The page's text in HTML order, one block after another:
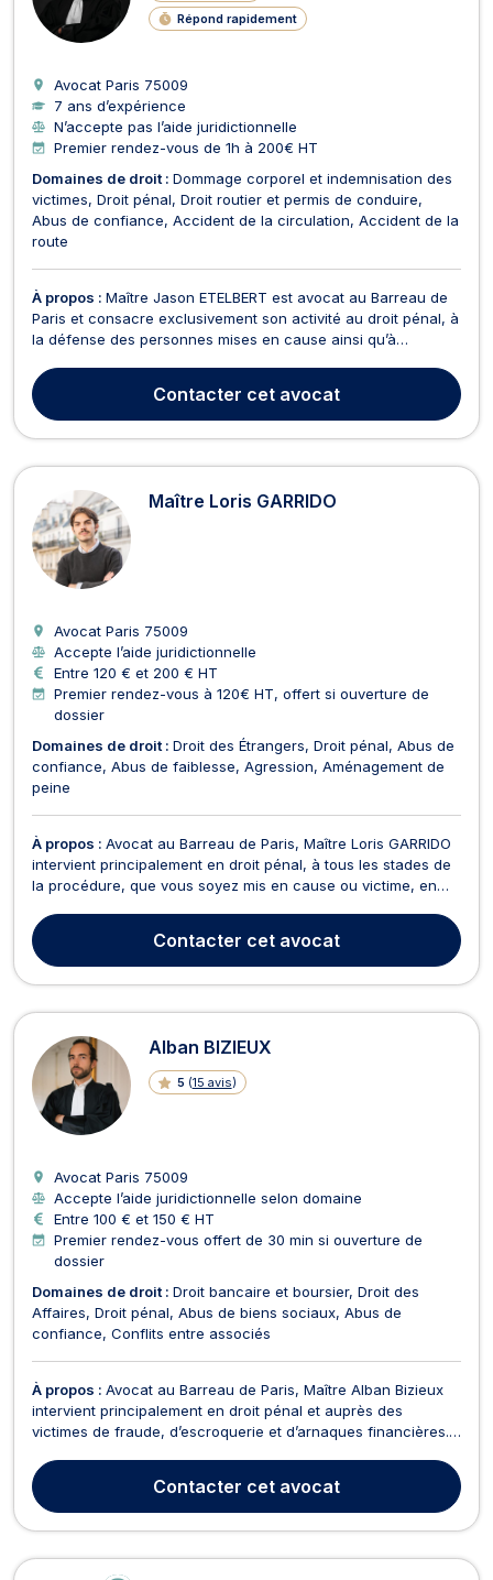
Répond rapidement
Avocat Paris 75009
7 ans d’expérience
N’accepte pas l’aide juridictionnelle
Premier rendez-vous de 1h à 200€ HT
Domaines de droit : Dommage corporel et indemnisation des
victimes Droit pénal Droit routier et permis de conduire
Abus de confiance Accident de la circulation Accident de la
route
À propos : Maître Jason ETELBERT est avocat au Barreau de
Paris et consacre exclusivement son activité au droit pénal, à
la défense des personnes mises en cause ainsi qu’à
Titulaire d’un Master 2 de Criminologie de l’Université Paris II
Panthéon-Assas ainsi que d’un Master 2 de Prat...
Contacter cet avocat
Maître Loris GARRIDO
Avocat Paris 75009
Accepte l’aide juridictionnelle
Entre 120 € et 200 € HT
Premier rendez-vous à 120€ HT, offert si ouverture de
dossier
Domaines de droit : Droit des Étrangers Droit pénal Abus de
confiance Abus de faiblesse Agression Aménagement de
peine
À propos : Avocat au Barreau de Paris, Maître Loris GARRIDO
intervient principalement en droit pénal, à tous les stades de
la procédure, que vous soyez mis en cause ou victime, en
correctionnel, la cour criminelle ou la cour d’assises. Il prend
en charge l’urgence pénale (gar...
Contacter cet avocat
Alban BIZIEUX
5 (15 avis)
Avocat Paris 75009
Accepte l’aide juridictionnelle selon domaine
Entre 100 € et 150 € HT
Premier rendez-vous offert de 30 min si ouverture de
dossier
Domaines de droit : Droit bancaire et boursier Droit des
Affaires Droit pénal Abus de biens sociaux Abus de
confiance Conflits entre associés
À propos : Avocat au Barreau de Paris, Maître Alban Bizieux
intervient principalement en droit pénal et auprès des
victimes de fraude, d’escroquerie et d’arnaques financières.
à une situation de préjudice, de pression commerciale ou de
litige bancaire nécessitant une réponse...
Contacter cet avocat